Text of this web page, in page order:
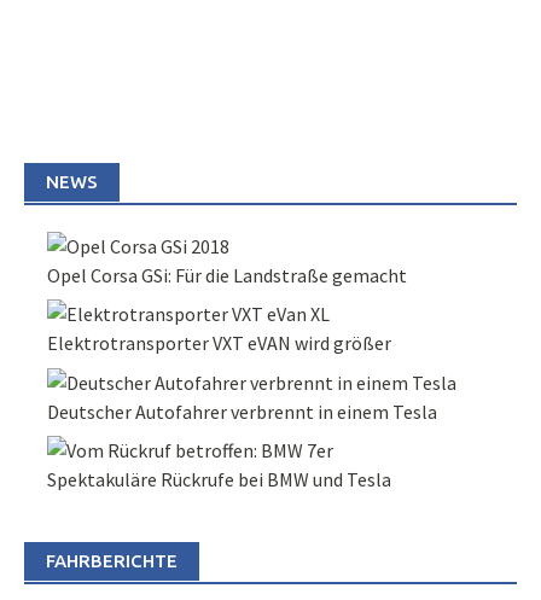
NEWS
Opel Corsa GSi: Für die Landstraße gemacht
Elektrotransporter VXT eVAN wird größer
Deutscher Autofahrer verbrennt in einem Tesla
Spektakuläre Rückrufe bei BMW und Tesla
FAHRBERICHTE